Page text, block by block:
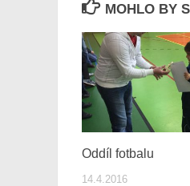
MOHLO BY
Oddíl fotbalu
14.4.2016